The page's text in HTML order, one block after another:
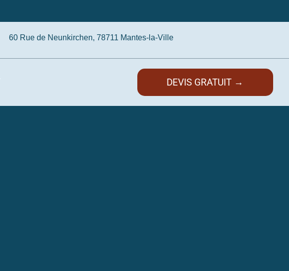
60 Rue de Neunkirchen, 78711 Mantes-la-Ville
DEVIS GRATUIT →